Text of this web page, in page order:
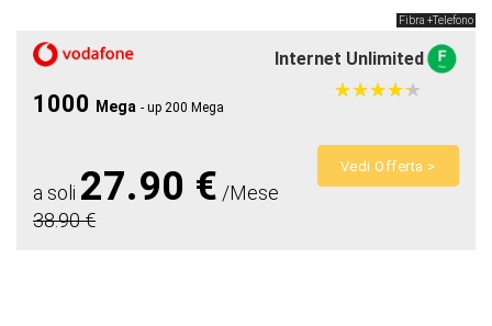
Fibra +Telefono
Internet Unlimited
1000 Mega - up 200 Mega
★★★★★
★★★★★
a soli 27.90 € /Mese
38.90 €
Vedi Offerta >